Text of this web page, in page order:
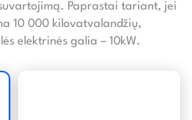
Paprastai tariant, jei
10 000 kilovatvalandžių,
elektrinės galia – 10kW.